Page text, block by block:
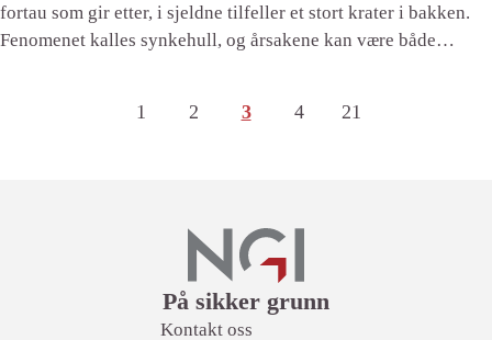
fortau som gir etter, i sjeldne tilfeller et stort krater i bakken.
Fenomenet kalles synkehull, og årsakene kan være både
Side
1(Første side)
Side
2 3 Side
4 Side
21(Siste side)
På sikker grunn
Lenker
Kontakt oss